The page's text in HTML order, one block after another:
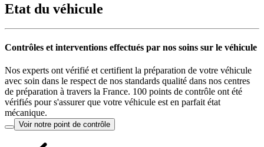
Etat du véhicule
Contrôles et interventions effectués par nos soins sur le véhicule
Nos experts ont vérifié et certifient la préparation de votre véhicule
avec soin dans le respect de nos standards qualité dans nos centres
de préparation à travers la France. 100 points de contrôle ont été
vérifiés pour s'assurer que votre véhicule est en parfait état
mécanique.
Voir notre point de contrôle